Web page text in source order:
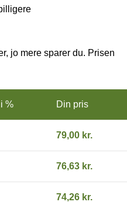
jo mere sparer du. Prisen
% Din pris
79,00 kr.
76,63 kr.
74,26 kr.